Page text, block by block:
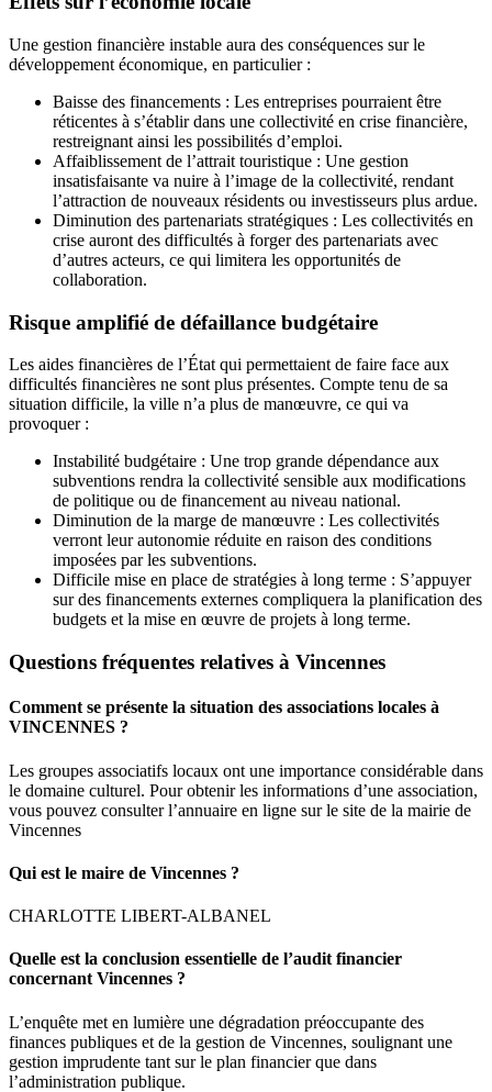
Une gestion financière instable aura des conséquences sur le
développement économique, en particulier :
Baisse des financements : Les entreprises pourraient être
réticentes à s’établir dans une collectivité en crise financière,
restreignant ainsi les possibilités d’emploi.
Affaiblissement de l’attrait touristique : Une gestion
insatisfaisante va nuire à l’image de la collectivité, rendant
l’attraction de nouveaux résidents ou investisseurs plus ardue.
Diminution des partenariats stratégiques : Les collectivités en
crise auront des difficultés à forger des partenariats avec
d’autres acteurs, ce qui limitera les opportunités de
collaboration.
Risque amplifié de défaillance budgétaire
Les aides financières de l’État qui permettaient de faire face aux
difficultés financières ne sont plus présentes. Compte tenu de sa
situation difficile, la ville n’a plus de manœuvre, ce qui va
provoquer :
Instabilité budgétaire : Une trop grande dépendance aux
subventions rendra la collectivité sensible aux modifications
de politique ou de financement au niveau national.
Diminution de la marge de manœuvre : Les collectivités
verront leur autonomie réduite en raison des conditions
imposées par les subventions.
Difficile mise en place de stratégies à long terme : S’appuyer
sur des financements externes compliquera la planification des
budgets et la mise en œuvre de projets à long terme.
Questions fréquentes relatives à Vincennes
Comment se présente la situation des associations locales à
VINCENNES ?
Les groupes associatifs locaux ont une importance considérable dans
le domaine culturel. Pour obtenir les informations d’une association,
vous pouvez consulter l’annuaire en ligne sur le site de la mairie de
Vincennes
Qui est le maire de Vincennes ?
CHARLOTTE LIBERT-ALBANEL
Quelle est la conclusion essentielle de l’audit financier
concernant Vincennes ?
L’enquête met en lumière une dégradation préoccupante des
finances publiques et de la gestion de Vincennes, soulignant une
gestion imprudente tant sur le plan financier que dans
l’administration publique.